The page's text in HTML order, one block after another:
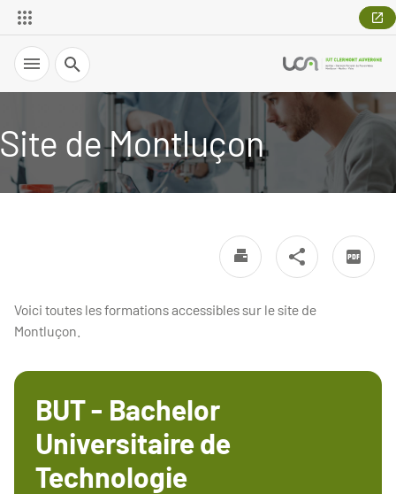
Recherche
Site de Montluçon
Voici toutes les formations accessibles sur le site de
Montluçon.
BUT - Bachelor
Universitaire de
Technologie